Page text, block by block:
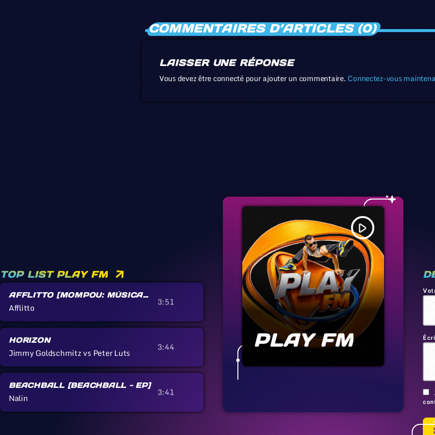
COMMENTAIRES D’ARTICLES (0)
LAISSER UNE RÉPONSE
Vous devez être connecté pour ajouter un commentaire. Connectez-vous
TOP LIST PLAY FM
AFFLITTO [MOMPOU: MÚSICA
CALLADA]
Afflitto 3:51
HORIZON
Jimmy Goldschmitz vs Peter Luts 3:44
BEACHBALL [BEACHBALL - EP]
Nalin 3:41
play_arrow
PLAY FM